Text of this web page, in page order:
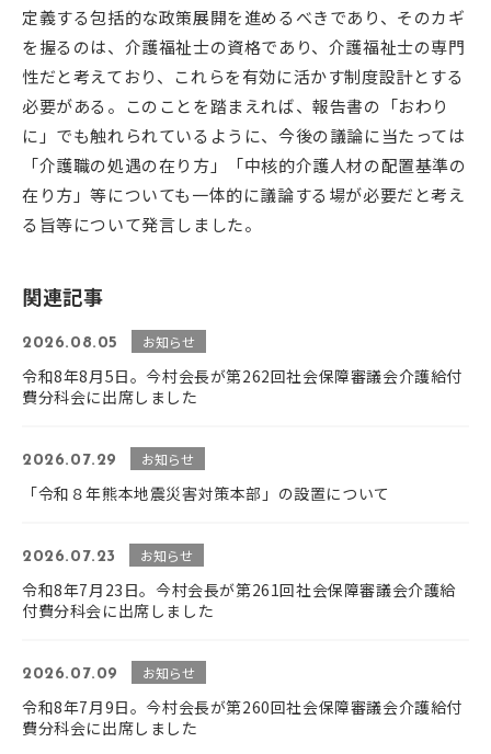
定義する包括的な政策展開を進めるべきであり、そのカギ
を握るのは、介護福祉士の資格であり、介護福祉士の専門
性だと考えており、これらを有効に活かす制度設計とする
必要がある。このことを踏まえれば、報告書の「おわり
に」でも触れられているように、今後の議論に当たっては
「介護職の処遇の在り方」「中核的介護人材の配置基準の
在り方」等についても一体的に議論する場が必要だと考え
る旨等について発言しました。
関連記事
2026.08.05 お知らせ
令和8年8月5日。今村会長が第262回社会保障審議会介護給付
費分科会に出席しました
2026.07.29 お知らせ
「令和８年熊本地震災害対策本部」の設置について
2026.07.23 お知らせ
令和8年7月23日。今村会長が第261回社会保障審議会介護給
付費分科会に出席しました
2026.07.09 お知らせ
令和8年7月9日。今村会長が第260回社会保障審議会介護給付
費分科会に出席しました